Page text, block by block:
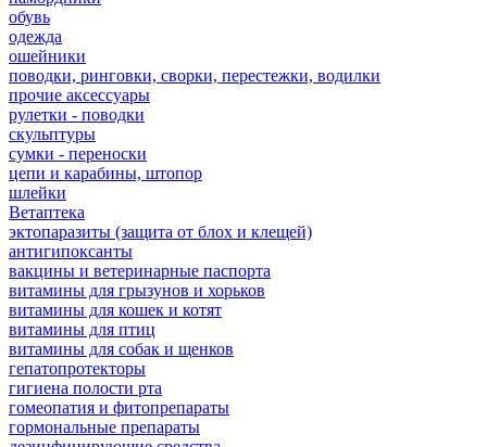
обувь
одежда
ошейники
поводки, ринговки, сворки, перестежки, водилки
прочие аксессуары
рулетки - поводки
скульптуры
сумки - переноски
цепи и карабины, штопор
шлейки
Ветаптека
эктопаразиты (защита от блох и клещей)
антигипоксанты
вакцины и ветеринарные паспорта
витамины для грызунов и хорьков
витамины для кошек и котят
витамины для птиц
витамины для собак и щенков
гепатопротекторы
гигиена полости рта
гомеопатия и фитопрепараты
гормональные препараты